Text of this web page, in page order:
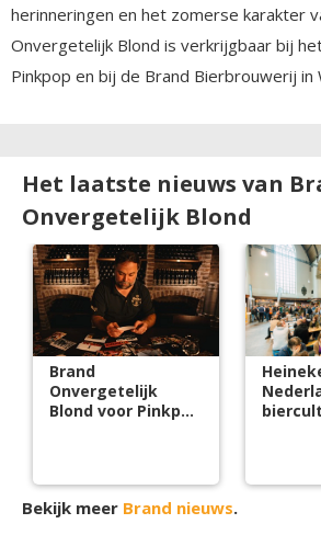
herinneringen en het zomerse karakter
Onvergetelijk Blond is verkrijgbaar bij
Pinkpop en bij de Brand Bierbrouwerij in
Het laatste nieuws van
Onvergetelijk Blond
Brand
Onvergetelijk
Blond voor Pinkpop
Bekijk meer Brand nieuws.